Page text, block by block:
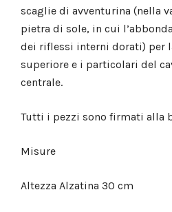
scaglie di avventurina (nella
pietra di sole, in cui
dei riflessi interni dorati) per
superiore e i particolari del
centrale.
Tutti i pezzi sono firmati alla
Misure
Altezza Alzatina 30 cm